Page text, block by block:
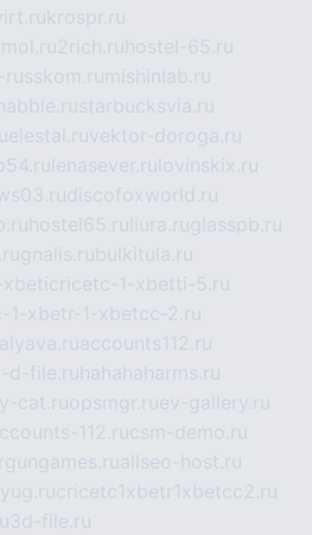
krospr.ru
2rich.ru hostel-65.ru
mishinlab.ru
habble.rustarbucksvia.ru
elestal.ruvektor-doroga.ru
lenasever.ru lovinskix.ru
discofoxworld.ru
hostel65.ru liura.ruglasspb.ru
gnalis.rubulkitula.ru
xbeticricetc-1-xbetti-5.ru
1-xbetr-1-xbetcc-2.ru
accounts112.ru
d-file.ru hahahaharms.ru
cat.ruopsmgr.ruev-gallery.ru
112.rucsm-demo.ru
allseo-host.ru
cricetc1xbetr1xbetcc2.ru
3d-file.ru